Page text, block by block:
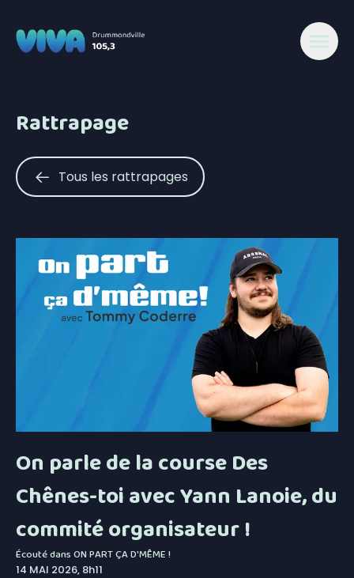
Rattrapage
Tous les rattrapages
On parle de la course Des
Chênes-toi avec Yann Lanoie, du
commité organisateur !
Écouté dansON PART ÇA D'MÊME !
14 MAI 2026, 8h11